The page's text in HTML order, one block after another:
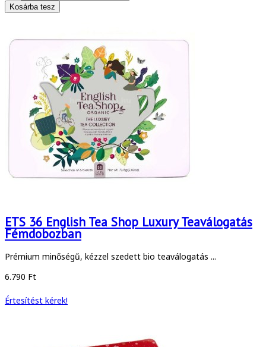
ETS 36 English Tea Shop Luxury Teaválogatás
Fémdobozban
Prémium minőségű, kézzel szedett bio teaválogatás ...
6.790 Ft
Értesítést kérek!